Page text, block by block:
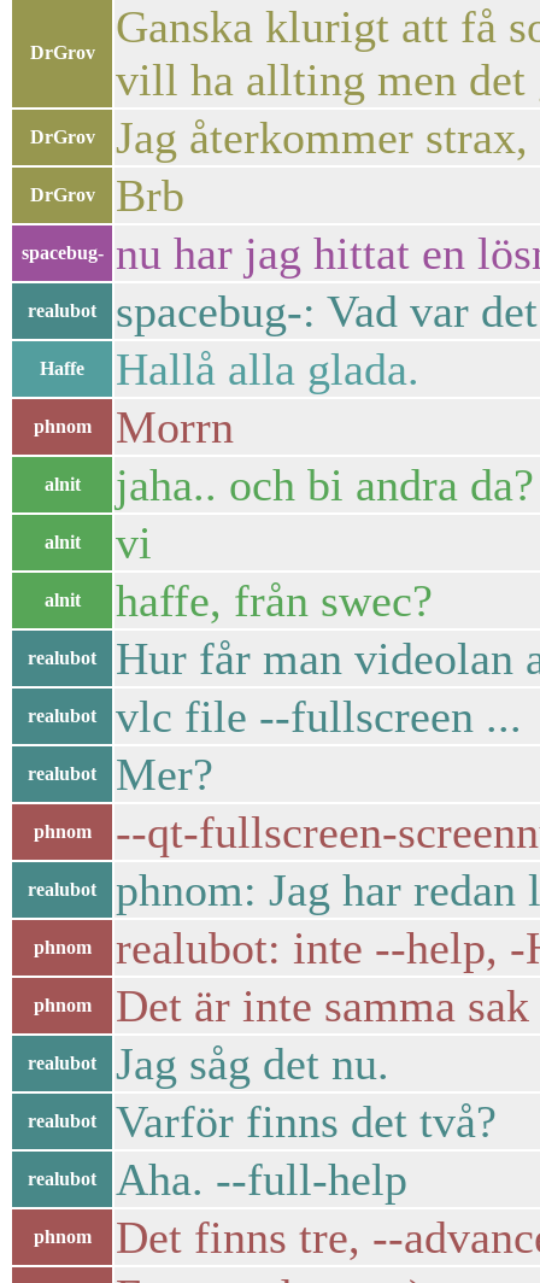
DrGrov
Ganska klurigt att få
vill ha allting men
DrGrov Jag återkommer strax,
DrGrov Brb
spacebug- nu har jag hittat en
realubot spacebug-: Vad var
Haffe Hallå alla glada.
phnom Morrn
alnit jaha.. och bi andra
alnit vi
alnit haffe, från swec?
realubot Hur får man videolan
realubot vlc file --fullscreen ...
realubot Mer?
phnom --qt-fullscreen-
realubot phnom: Jag har
phnom realubot: inte --help, -
phnom Det är inte samma sak
realubot Jag såg det nu.
realubot Varför finns det två?
realubot Aha. --full-help
phnom
Det finns tre, --